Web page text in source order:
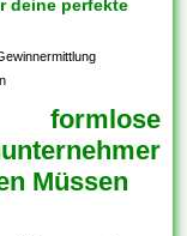
deine perfekte
Müssen